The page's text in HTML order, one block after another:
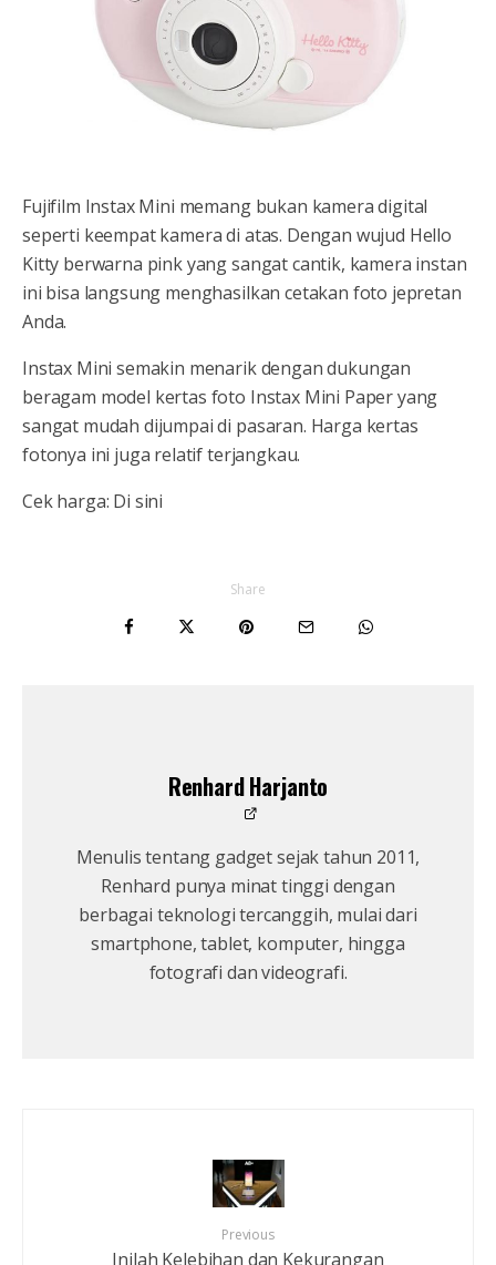
Fujifilm Instax Mini memang bukan kamera digital
seperti keempat kamera di atas. Dengan wujud Hello
Kitty berwarna pink yang sangat cantik, kamera instan
ini bisa langsung menghasilkan cetakan foto jepretan
Anda.
Instax Mini semakin menarik dengan dukungan
beragam model kertas foto Instax Mini Paper yang
sangat mudah dijumpai di pasaran. Harga kertas
fotonya ini juga relatif terjangkau.
Cek harga: Di sini
Share
Renhard Harjanto
Menulis tentang gadget sejak tahun 2011,
Renhard punya minat tinggi dengan
berbagai teknologi tercanggih, mulai dari
smartphone, tablet, komputer, hingga
fotografi dan videografi.
Previous
Inilah Kelebihan dan Kekurangan